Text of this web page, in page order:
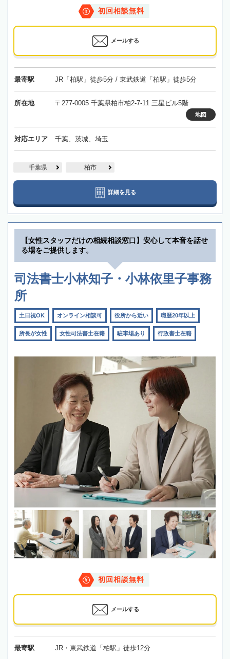
初回相談無料
メールする
最寄駅 JR「柏駅」徒歩5分 / 東武鉄道「柏駅」徒歩5分
所在地 〒277-0005 千葉県柏市柏2-7-11 三星ビル5階
地図
対応エリア 千葉、茨城、埼玉
千葉県 柏市
詳細を見る
【女性スタッフだけの相続相談窓口】安心して本音を話せ
る場をご提供します。
司法書士小林知子・小林依里子事務
所
土日祝OK オンライン相談可 役所から近い 職歴20年以上
所長が女性 女性司法書士在籍 駐車場あり 行政書士在籍
初回相談無料
メールする
最寄駅 JR・東武鉄道「柏駅」徒歩12分